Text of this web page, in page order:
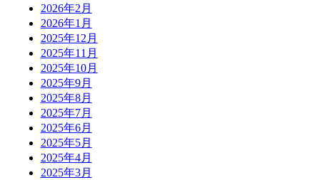
2026年2月
2026年1月
2025年12月
2025年11月
2025年10月
2025年9月
2025年8月
2025年7月
2025年6月
2025年5月
2025年4月
2025年3月